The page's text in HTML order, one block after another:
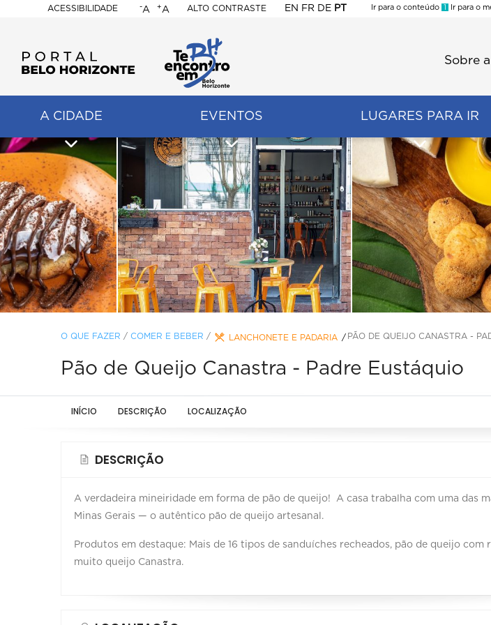
ACESSIBILIDADE
BELO
HORIZONTE
-A +A ALTO CONTRASTE EN FR DE PT
Ir para o conteúdo 1 Ir para o
Sobre
A CIDADE EVENTOS LUGARES PARA IR
O QUE FAZER / COMER E BEBER / LANCHONETE E PADARIA PÃO DE QUEIJO CANASTRA -
Pão de Queijo Canastra - Padre Eustáquio
INÍCIO DESCRIÇÃO LOCALIZAÇÃO
DESCRIÇÃO
A verdadeira mineiridade em forma de pão de queijo! A casa trabalha com uma das
Minas Gerais — o autêntico pão de queijo artesanal.
Produtos em destaque: Mais de 16 tipos de sanduíches recheados, pão de queijo com
muito queijo Canastra.